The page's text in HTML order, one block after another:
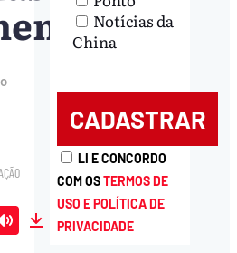
Mute
Notícias da
China
LI E CONCORDO
COM OSTERMOS DE
USO E POLÍTICA DE
PRIVACIDADE